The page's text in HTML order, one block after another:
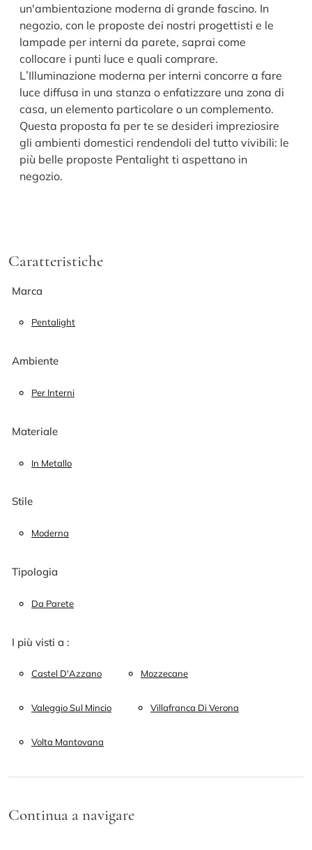
un'ambientazione moderna di grande fascino. In
negozio, con le proposte dei nostri progettisti e le
lampade per interni da parete, saprai come
collocare i punti luce e quali comprare.
L’Illuminazione moderna per interni concorre a fare
luce diffusa in una stanza o enfatizzare una zona di
casa, un elemento particolare o un complemento.
Questa proposta fa per te se desideri impreziosire
gli ambienti domestici rendendoli del tutto vivibili: le
più belle proposte Pentalight ti aspettano in
negozio.
Caratteristiche
Marca
Pentalight
Ambiente
Per Interni
Materiale
In Metallo
Stile
Moderna
Tipologia
Da Parete
I più visti a :
Castel D'Azzano Mozzecane
Valeggio Sul Mincio Villafranca Di Verona
Volta Mantovana
Continua a navigare